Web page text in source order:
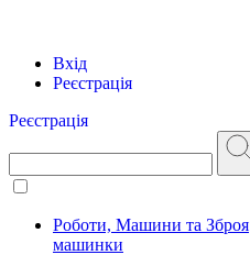
Вхід
Реєстрація
Реєстрація
Роботи, Машини та Зброя
машинки